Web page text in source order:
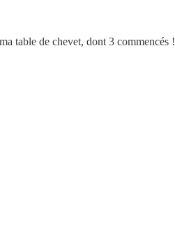
table de chevet, dont 3 commencés !